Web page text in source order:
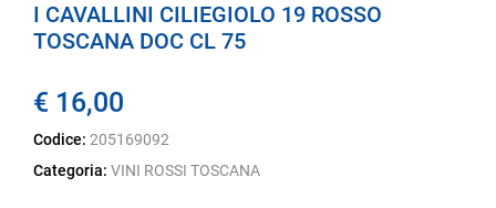
I CAVALLINI CILIEGIOLO 19 ROSSO
TOSCANA DOC CL 75
€ 16,00
Codice: 205169092
Categoria: VINI ROSSI TOSCANA